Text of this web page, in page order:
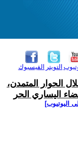
الفيسبوك التويتر
الحوار المتمدن،
اليساري الحر
اليوتيوب]